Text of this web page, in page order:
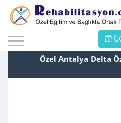
Özel Antalya Delta